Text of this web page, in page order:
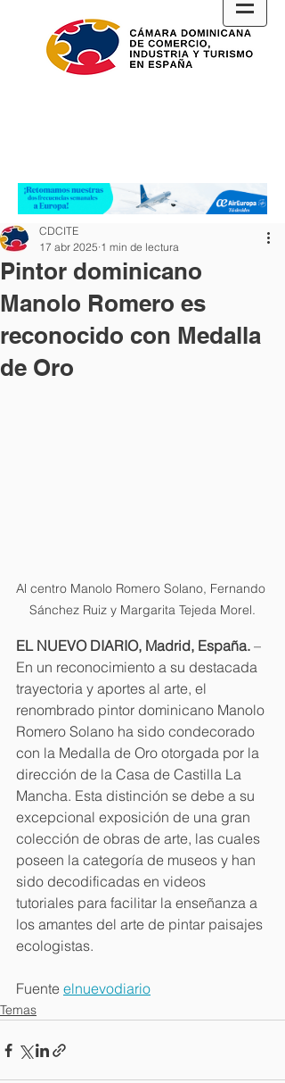
Pintor dominicano
Manolo Romero es
reconocido con Medalla
de Oro
CDCITE
17 abr 2025 1 min de lectura
Al centro Manolo Romero Solano, Fernando
Sánchez Ruiz y Margarita Tejeda Morel.
EL NUEVO DIARIO, Madrid, España. –
En un reconocimiento a su destacada
trayectoria y aportes al arte, el
renombrado pintor dominicano Manolo
Romero Solano ha sido condecorado
con la Medalla de Oro otorgada por la
dirección de la Casa de Castilla La
Mancha. Esta distinción se debe a su
excepcional exposición de una gran
colección de obras de arte, las cuales
poseen la categoría de museos y han
sido decodificadas en videos
tutoriales para facilitar la enseñanza a
los amantes del arte de pintar paisajes
ecologistas.
Fuente elnuevodiario
Temas